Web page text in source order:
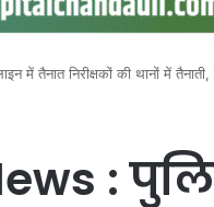
तैनात निरीक्षकों की थानों में तैनाती,
: